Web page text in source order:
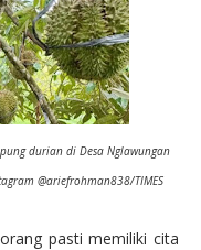
durian di Desa Nglawungan
@ariefrohman838/TIMES
pasti memiliki cita